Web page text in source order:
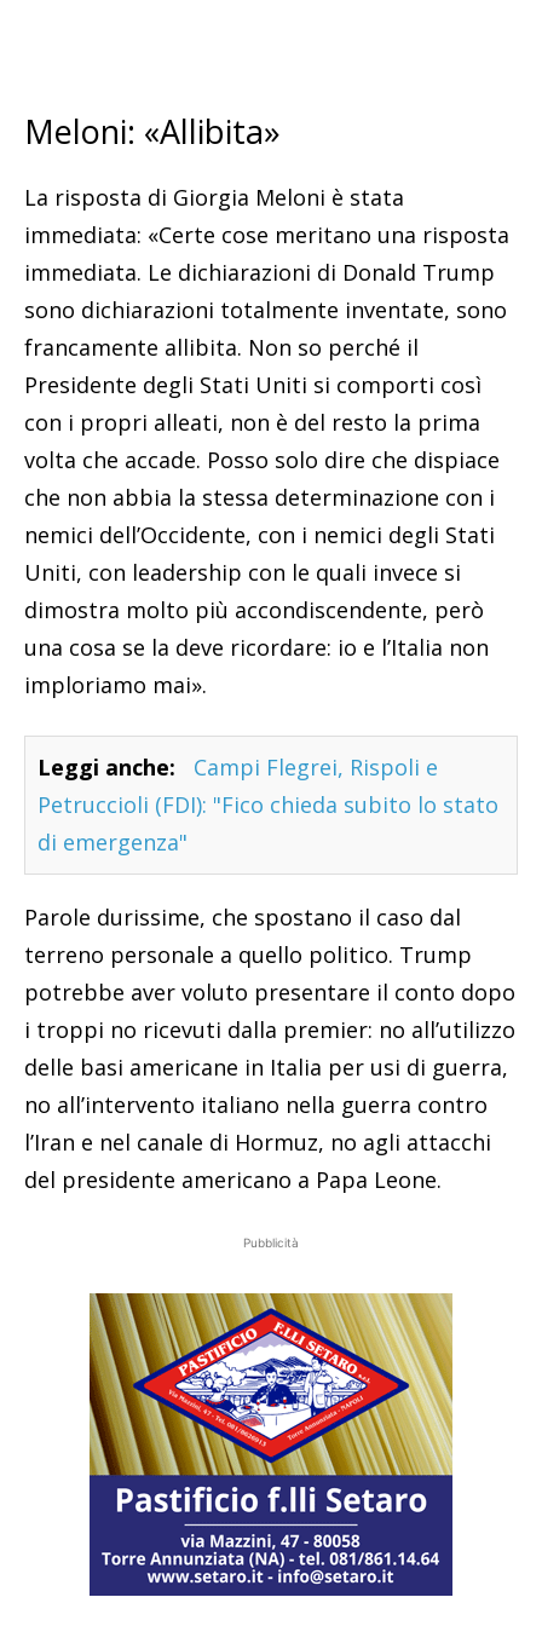
Meloni: «Allibita»
La risposta di Giorgia Meloni è stata
immediata: «Certe cose meritano una risposta
immediata. Le dichiarazioni di Donald Trump
sono dichiarazioni totalmente inventate, sono
francamente allibita. Non so perché il
Presidente degli Stati Uniti si comporti così
con i propri alleati, non è del resto la prima
volta che accade. Posso solo dire che dispiace
che non abbia la stessa determinazione con i
nemici dell’Occidente, con i nemici degli Stati
Uniti, con leadership con le quali invece si
dimostra molto più accondiscendente, però
una cosa se la deve ricordare: io e l’Italia non
imploriamo mai».
Leggi anche:
Campi Flegrei, Rispoli e
Petruccioli (FDI): "Fico chieda subito lo stato
di emergenza"
Parole durissime, che spostano il caso dal
terreno personale a quello politico. Trump
potrebbe aver voluto presentare il conto dopo
i troppi no ricevuti dalla premier: no all’utilizzo
delle basi americane in Italia per usi di guerra,
no all’intervento italiano nella guerra contro
l’Iran e nel canale di Hormuz, no agli attacchi
del presidente americano a Papa Leone.
Pubblicità